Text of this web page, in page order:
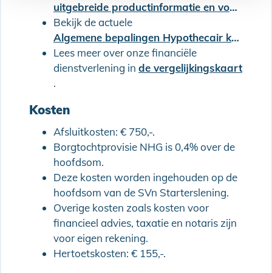
uitgebreide productinformatie en voorwaarden van de SVn Starterslening
Bekijk de actuele
Algemene bepalingen Hypothecair krediet (met Combinatielening)
Lees meer over onze financiële
dienstverlening in de vergelijkingskaart
.
Kosten
Afsluitkosten: € 750,-.
Borgtochtprovisie NHG is 0,4% over de
hoofdsom.
Deze kosten worden ingehouden op de
hoofdsom van de SVn Starterslening.
Overige kosten zoals kosten voor
financieel advies, taxatie en notaris zijn
voor eigen rekening.
Hertoetskosten: € 155,-.